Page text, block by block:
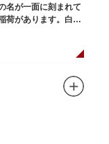
名が一面に刻まれて
荷があります。白狐
す。